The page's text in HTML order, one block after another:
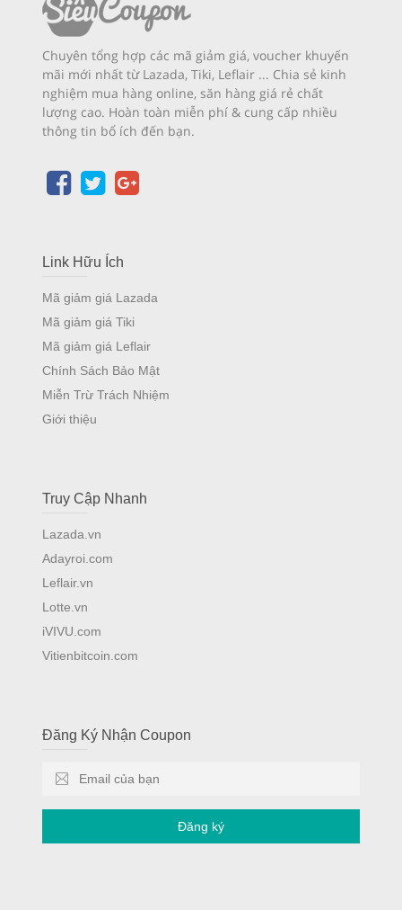
Chuyên tổng hợp các mã giảm giá, voucher khuyến
mãi mới nhất từ Lazada, Tiki, Leflair ... Chia sẻ kinh
nghiệm mua hàng online, săn hàng giá rẻ chất
lượng cao. Hoàn toàn miễn phí & cung cấp nhiều
thông tin bổ ích đến bạn.
Link Hữu Ích
Mã giảm giá Lazada
Mã giảm giá Tiki
Mã giảm giá Leflair
Chính Sách Bảo Mật
Miễn Trừ Trách Nhiệm
Giới thiệu
Truy Cập Nhanh
Lazada.vn
Adayroi.com
Leflair.vn
Lotte.vn
iVIVU.com
Vitienbitcoin.com
Đăng Ký Nhận Coupon
Đăng ký